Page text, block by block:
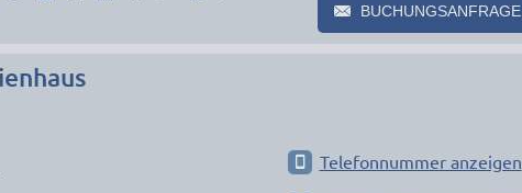
BUCHUNGSANFRAGE
Telefonnummer anzeigen